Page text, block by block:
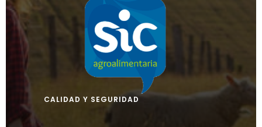
CALIDAD Y SEGURIDAD